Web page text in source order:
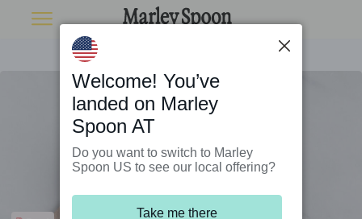
Welcome! You’ve
landed on Marley
Spoon AT
Do you want to switch to Marley
Spoon US to see our local offering?
Take me there